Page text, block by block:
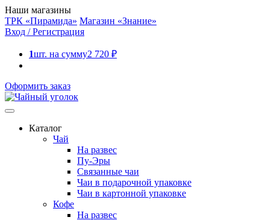
Наши магазины
ТРК «Пирамида» Магазин «Знание»
Вход / Регистрация
1шт. на сумму2 720 ₽
Оформить заказ
Каталог
Чай
На развес
Пу-Эры
Связанные чаи
Чаи в подарочной упаковке
Чаи в картонной упаковке
Кофе
На развес